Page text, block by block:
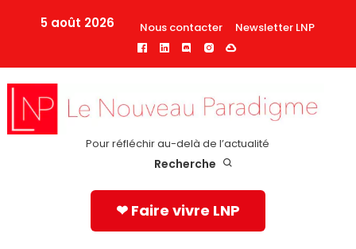
5 août 2026 Nous contacter Newsletter LNP
Pour réfléchir au-delà de l’actualité
Recherche
❤ Faire vivre LNP